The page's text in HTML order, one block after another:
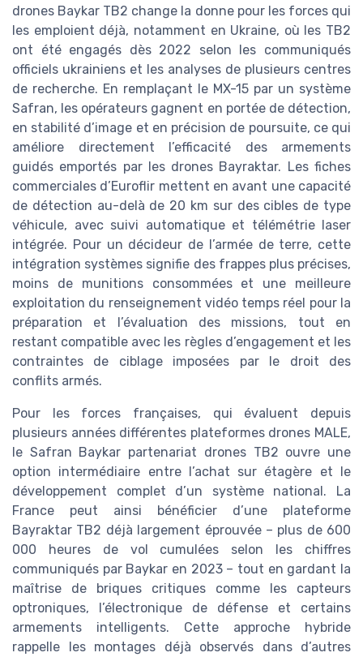
drones Baykar TB2 change la donne pour les forces qui
les emploient déjà, notamment en Ukraine, où les TB2
ont été engagés dès 2022 selon les communiqués
officiels ukrainiens et les analyses de plusieurs centres
de recherche. En remplaçant le MX-15 par un système
Safran, les opérateurs gagnent en portée de détection,
en stabilité d’image et en précision de poursuite, ce qui
améliore directement l’efficacité des armements
guidés emportés par les drones Bayraktar. Les fiches
commerciales d’Euroflir mettent en avant une capacité
de détection au-delà de 20 km sur des cibles de type
véhicule, avec suivi automatique et télémétrie laser
intégrée. Pour un décideur de l’armée de terre, cette
intégration systèmes signifie des frappes plus précises,
moins de munitions consommées et une meilleure
exploitation du renseignement vidéo temps réel pour la
préparation et l’évaluation des missions, tout en
restant compatible avec les règles d’engagement et les
contraintes de ciblage imposées par le droit des
conflits armés.
Pour les forces françaises, qui évaluent depuis
plusieurs années différentes plateformes drones MALE,
le Safran Baykar partenariat drones TB2 ouvre une
option intermédiaire entre l’achat sur étagère et le
développement complet d’un système national. La
France peut ainsi bénéficier d’une plateforme
Bayraktar TB2 déjà largement éprouvée – plus de 600
000 heures de vol cumulées selon les chiffres
communiqués par Baykar en 2023 – tout en gardant la
maîtrise de briques critiques comme les capteurs
optroniques, l’électronique de défense et certains
armements intelligents. Cette approche hybride
rappelle les montages déjà observés dans d’autres